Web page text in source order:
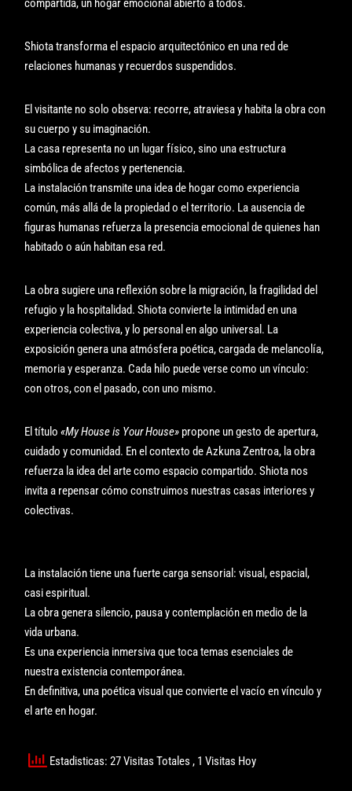
compartida, un hogar emocional abierto a todos.
Shiota transforma el espacio arquitectónico en una red de
relaciones humanas y recuerdos suspendidos.
El visitante no solo observa: recorre, atraviesa y habita la obra con
su cuerpo y su imaginación.
La casa representa no un lugar físico, sino una estructura
simbólica de afectos y pertenencia.
La instalación transmite una idea de hogar como experiencia
común, más allá de la propiedad o el territorio. La ausencia de
figuras humanas refuerza la presencia emocional de quienes han
habitado o aún habitan esa red.
La obra sugiere una reflexión sobre la migración, la fragilidad del
refugio y la hospitalidad. Shiota convierte la intimidad en una
experiencia colectiva, y lo personal en algo universal. La
exposición genera una atmósfera poética, cargada de melancolía,
memoria y esperanza. Cada hilo puede verse como un vínculo:
con otros, con el pasado, con uno mismo.
El título«My House is Your House» propone un gesto de apertura,
cuidado y comunidad. En el contexto de Azkuna Zentroa, la obra
refuerza la idea del arte como espacio compartido. Shiota nos
invita a repensar cómo construimos nuestras casas interiores y
colectivas.
La instalación tiene una fuerte carga sensorial: visual, espacial,
casi espiritual.
La obra genera silencio, pausa y contemplación en medio de la
vida urbana.
Es una experiencia inmersiva que toca temas esenciales de
nuestra existencia contemporánea.
En definitiva, una poética visual que convierte el vacío en vínculo y
el arte en hogar.
Estadisticas: 27 Visitas Totales, 1 Visitas Hoy